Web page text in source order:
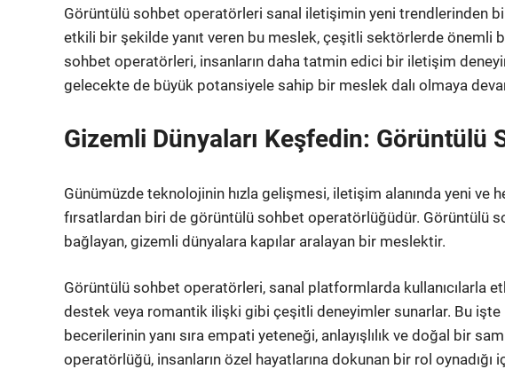
Görüntülü sohbet operatörleri sanal iletişimin yeni trendlerinden
etkili bir şekilde yanıt veren bu meslek, çeşitli sektörlerde önemli
sohbet operatörleri, insanların daha tatmin edici bir iletişim
gelecekte de büyük potansiyele sahip bir meslek dalı olmaya
Gizemli Dünyaları Keşfedin: Görüntülü
Günümüzde teknolojinin hızla gelişmesi, iletişim alanında yeni ve
fırsatlardan biri de görüntülü sohbet operatörlüğüdür. Görüntülü
bağlayan, gizemli dünyalara kapılar aralayan bir meslektir.
Görüntülü sohbet operatörleri, sanal platformlarda kullanıcılarla
destek veya romantik ilişki gibi çeşitli deneyimler sunarlar. Bu işte
becerilerinin yanı sıra empati yeteneği, anlayışlılık ve doğal bir
operatörlüğü, insanların özel hayatlarına dokunan bir rol